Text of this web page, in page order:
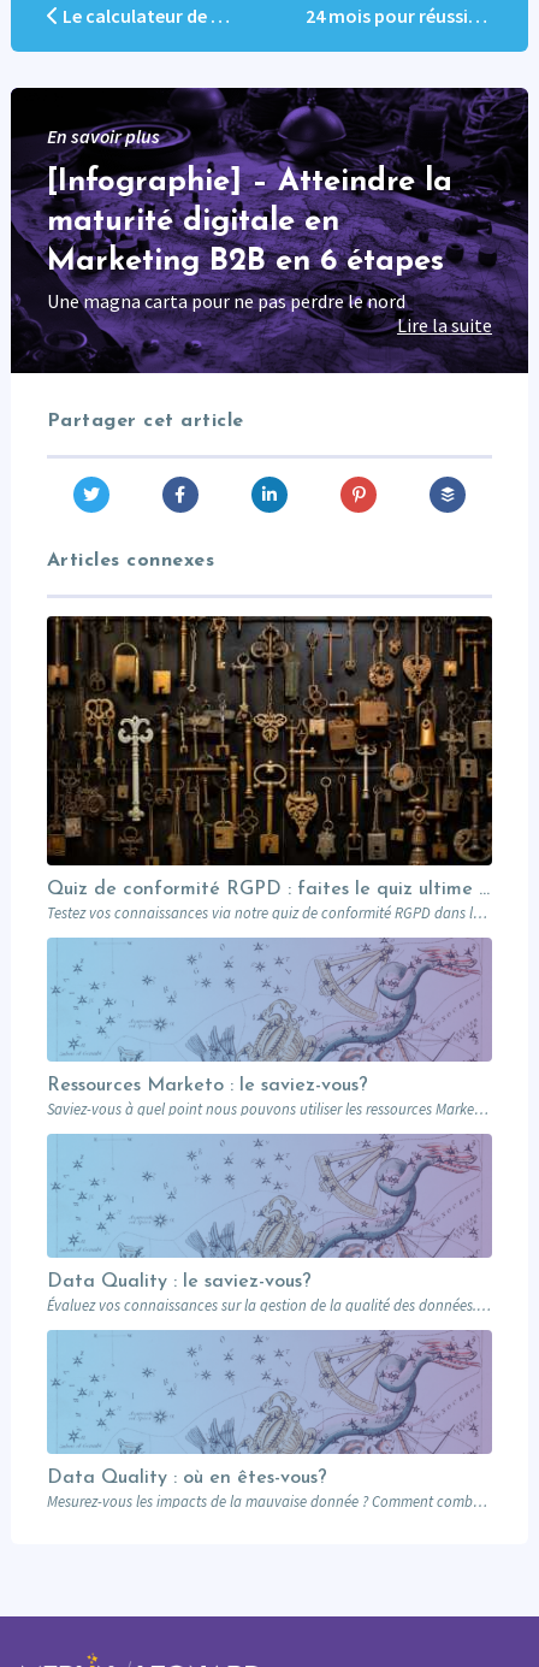
Le calculateur de revenu en marketing digital 24 mois pour réussir votre transformation marketing
En savoir plus
[Infographie] – Atteindre la
maturité digitale en
Marketing B2B en 6 étapes
Une magna carta pour ne pas perdre le nord
Lire la suite
Partager cet article
Articles connexes
Quiz de conformité RGPD : faites le quiz ultime avec Léonard !
Testez vos connaissances via notre quiz de conformité RGPD dans le domaine du marketing B2B inspiré par le génie de Léonard de Vinci
Ressources Marketo : le saviez-vous?
Saviez-vous à quel point nous pouvons utiliser les ressources Marketo pour livrer une expérience…
Data Quality : le saviez-vous?
Évaluez vos connaissances sur la gestion de la qualité des données. Savez-vous pourquoi il…
Data Quality : où en êtes-vous?
Mesurez-vous les impacts de la mauvaise donnée ? Comment combattez-vous l’hydre de la mauvaise…